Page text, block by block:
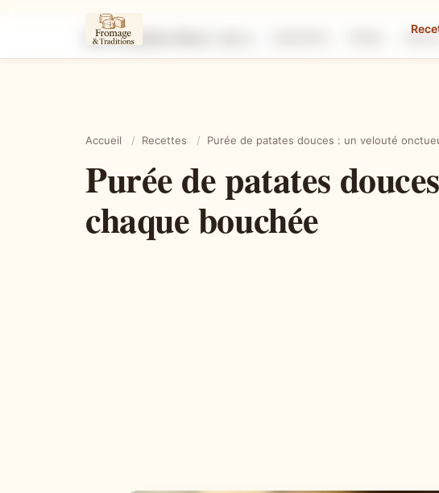
Accueil / Recettes / Purée de patates douces : un velouté
Purée de patates
chaque bouchée